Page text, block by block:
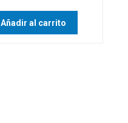
Añadir al carrito